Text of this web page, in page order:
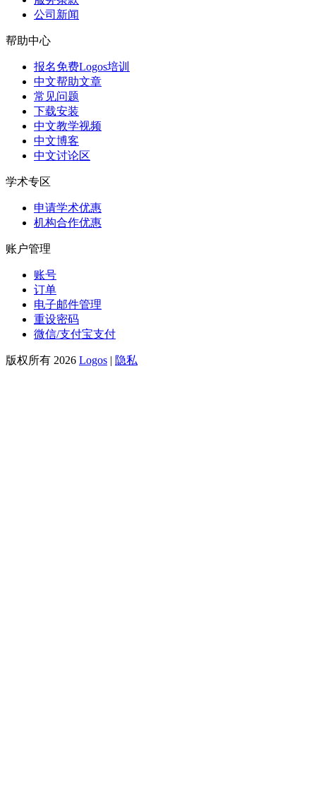
公司新闻
帮助中心
报名免费Logos培训
中文帮助文章
常见问题
下载安装
中文教学视频
中文博客
中文讨论区
学术专区
申请学术优惠
机构合作优惠
账户管理
账号
订单
电子邮件管理
重设密码
微信/支付宝支付
版权所有 2026 Logos | 隐私